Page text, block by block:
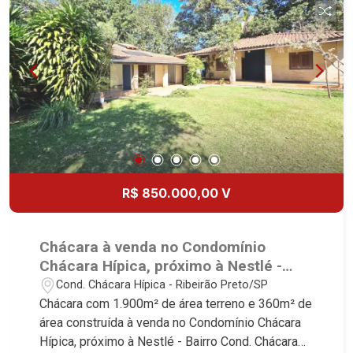
vagas sendo 2 cobertas - Fino acabamento - Alto
padrão Martinelli Imobiliária, referência no
mercado imobiliário desde 2000! Avenida João
Fiúsa, 1051 - Alto da Boa Vista | Ribeirão Preto.
R$ 850.000,00 V
Chácara à venda no Condomínio
Chácara Hípica, próximo à Nestlé -
Ribeirão Preto/SP.
Cond. Chácara Hípica - Ribeirão Preto/SP
Chácara com 1.900m² de área terreno e 360m² de
área construída à venda no Condomínio Chácara
Hípica, próximo à Nestlé - Bairro Cond. Chácara